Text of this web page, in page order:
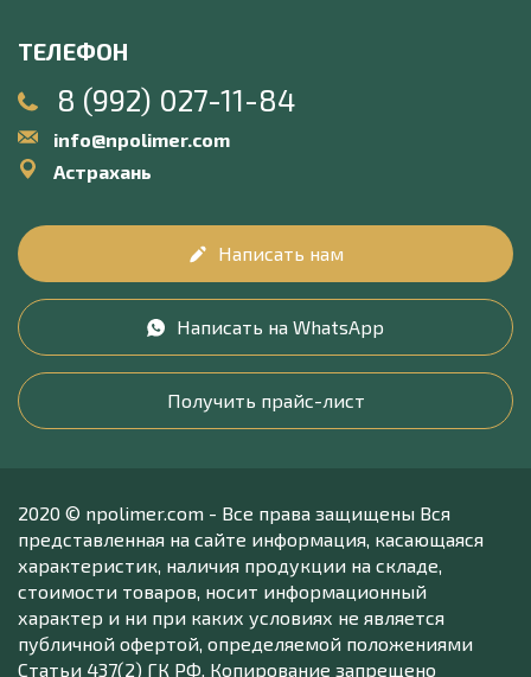
ТЕЛЕФОН
8 (992) 027-11-84
info@npolimer.com
Астрахань
Написать нам
Написать на WhatsApp
Получить прайс-лист
2020 © npolimer.com - Все права защищены Вся
представленная на сайте информация, касающаяся
характеристик, наличия продукции на складе,
стоимости товаров, носит информационный
характер и ни при каких условиях не является
публичной офертой, определяемой положениями
Статьи 437(2) ГК РФ. Копирование запрещено